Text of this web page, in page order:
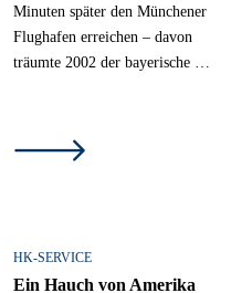
Minuten später den Münchener
Flughafen erreichen – davon
träumte 2002 der bayerische …
HK-SERVICE
Ein Hauch von Amerika